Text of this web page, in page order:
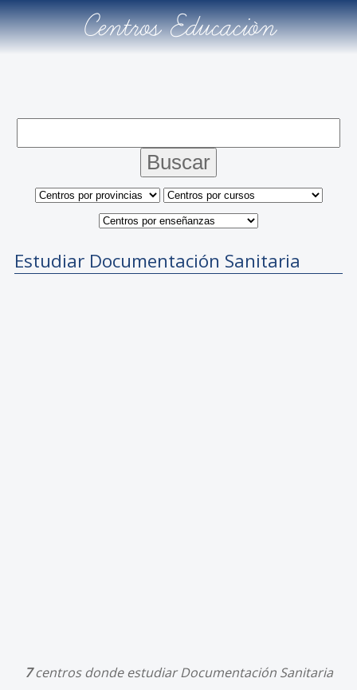
Centros Educación
Estudiar Documentación Sanitaria
7centros donde estudiar Documentación Sanitaria